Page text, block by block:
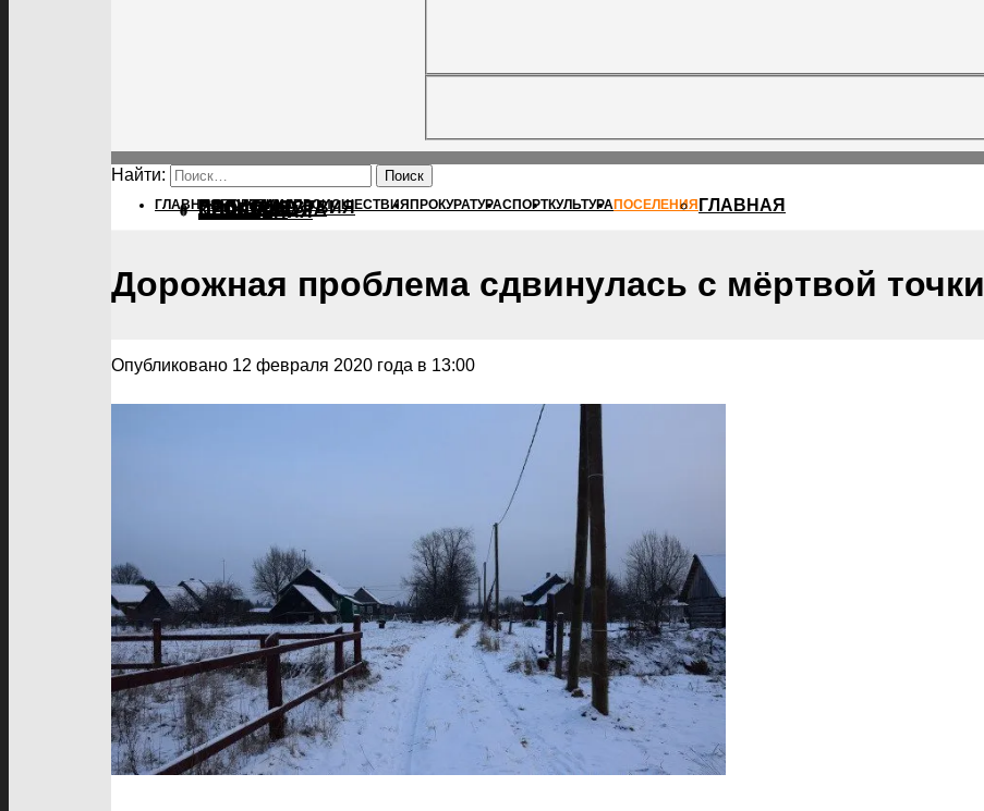
Найти:
ГЛАВНАЯПОЛИТИКАПРОИСШЕСТВИЯ ПРОКУРАТУРАСПОРТКУЛЬТУРАПОСЕЛЕНИЯ ГЛАВНАЯ
ПОЛИТИКА
ПРОИСШЕСТВИЯ
ПРОКУРАТУРА
СПОРТ
КУЛЬТУРА
ПОСЕЛЕНИЯ
Дорожная проблема сдвинулась с мёртвой точки
Опубликовано 12 февраля 2020 года в 13:00